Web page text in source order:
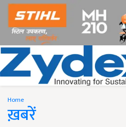
Home
ख़बरें